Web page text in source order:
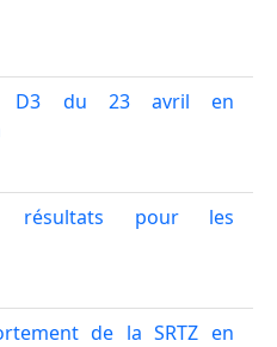
D3 du 23 avril en
résultats pour les
de la SRTZ en